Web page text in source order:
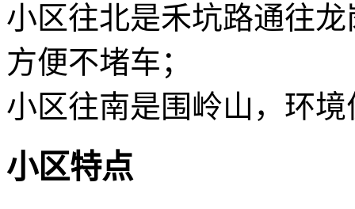
小区往北是禾坑路通往
方便不堵车；
小区往南是围岭山，环境
小区特点